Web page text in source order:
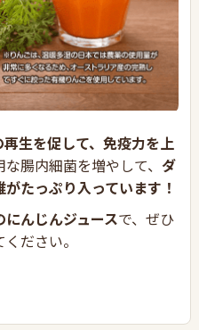
再生を促して、免疫力を上
腸内細菌を増やして、 ダ
たっぷり入っています！
んじんジュースで、ぜひ
ださい。